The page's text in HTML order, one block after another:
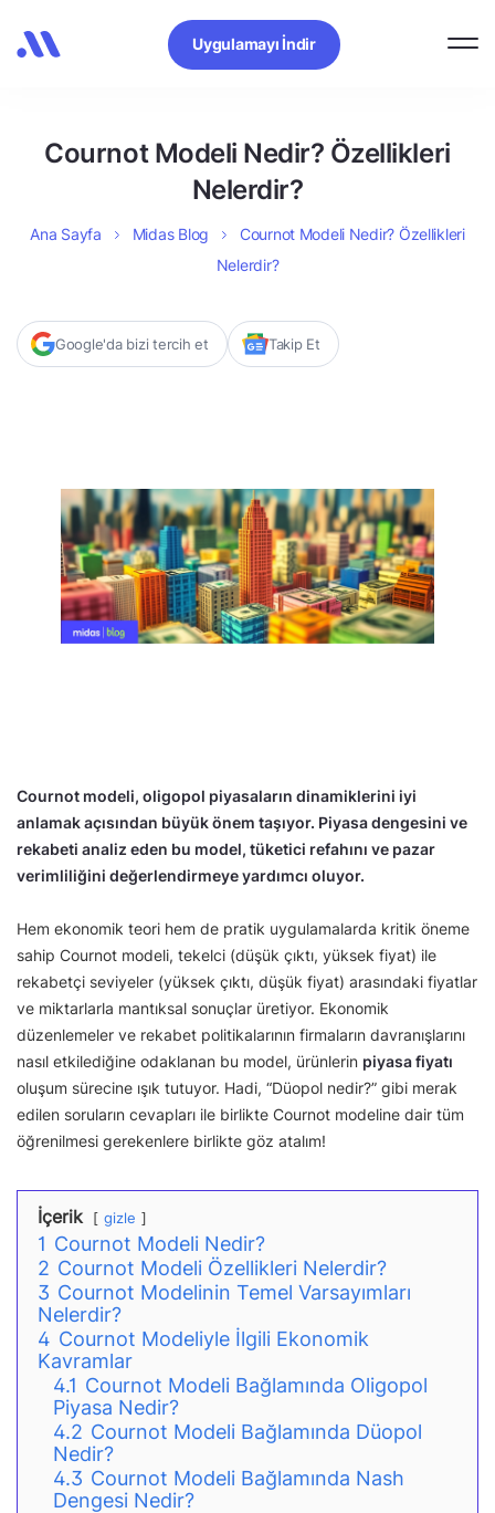
Uygulamayı İndir
Cournot Modeli Nedir? Özellikleri
Nelerdir?
Ana Sayfa Midas Blog
Cournot Modeli Nedir? Özellikleri
Nelerdir?
Google'da bizi tercih et Takip Et
Cournot modeli, oligopol piyasaların dinamiklerini iyi
anlamak açısından büyük önem taşıyor. Piyasa dengesini ve
rekabeti analiz eden bu model, tüketici refahını ve pazar
verimliliğini değerlendirmeye yardımcı oluyor.
Hem ekonomik teori hem de pratik uygulamalarda kritik öneme
sahip Cournot modeli, tekelci (düşük çıktı, yüksek fiyat) ile
rekabetçi seviyeler (yüksek çıktı, düşük fiyat) arasındaki fiyatlar
ve miktarlarla mantıksal sonuçlar üretiyor. Ekonomik
düzenlemeler ve rekabet politikalarının firmaların davranışlarını
nasıl etkilediğine odaklanan bu model, ürünlerin piyasa fiyatı
oluşum sürecine ışık tutuyor. Hadi, “Düopol nedir?” gibi merak
edilen soruların cevapları ile birlikte Cournot modeline dair tüm
öğrenilmesi gerekenlere birlikte göz atalım!
İçerik gizle
1 Cournot Modeli Nedir?
2 Cournot Modeli Özellikleri Nelerdir?
3 Cournot Modelinin Temel Varsayımları
Nelerdir?
4 Cournot Modeliyle İlgili Ekonomik
Kavramlar
4.1 Cournot Modeli Bağlamında Oligopol
Piyasa Nedir?
4.2 Cournot Modeli Bağlamında Düopol
Nedir?
4.3 Cournot Modeli Bağlamında Nash
Dengesi Nedir?